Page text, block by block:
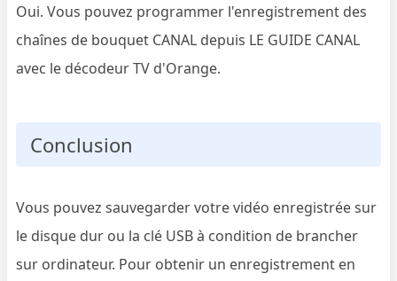
Oui. Vous pouvez programmer l'enregistrement des
chaînes de bouquet CANAL depuis LE GUIDE CANAL
avec le décodeur TV d'Orange.
Conclusion
Vous pouvez sauvegarder votre vidéo enregistrée sur
le disque dur ou la clé USB à condition de brancher
sur ordinateur. Pour obtenir un enregistrement en